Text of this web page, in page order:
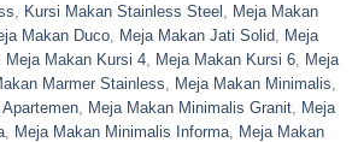
Kursi Makan Stainless Steel
Meja Makan
Makan Duco Meja Makan Jati Solid Meja
Meja Makan Kursi 4, Meja Makan Kursi 6, Meja
Marmer Stainless Meja Makan Minimalis
, Meja Makan Minimalis Granit, Meja
Meja Makan Minimalis Informa Meja Makan